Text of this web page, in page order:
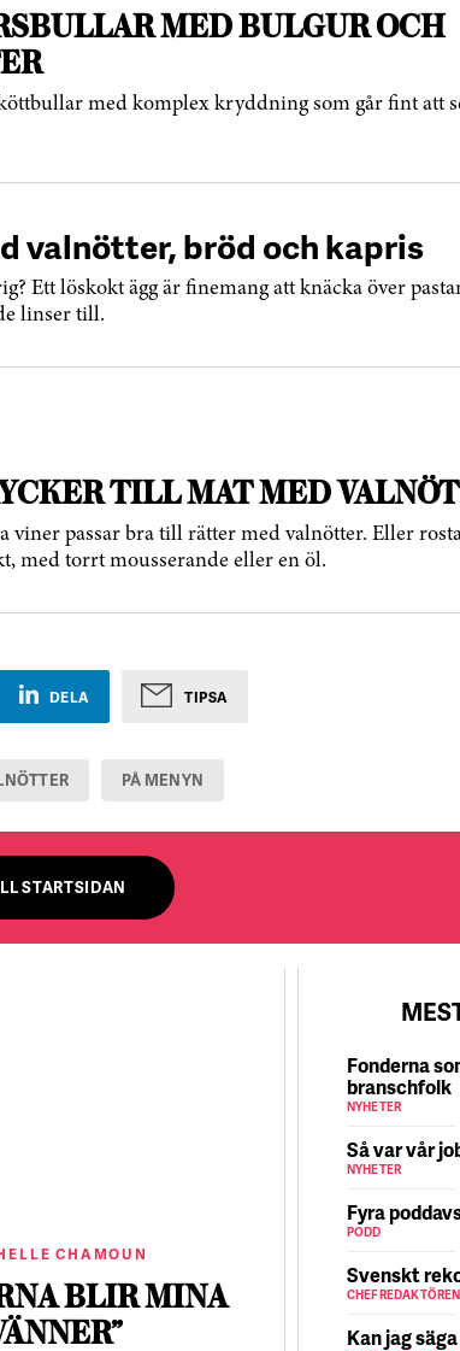
MED BULGUR OCH
med komplex kryddning som går fint att
valnötter, bröd och kapris
Ett löskokt ägg är finemang att knäcka över
linser till.
TILL MAT MED
viner passar bra till rätter med valnötter. Eller
med torrt mousserande eller en öl.
DELA TIPSA
PÅ MENYN
STARTSIDAN
CHAMOUN
BLIR MINA
Fonderna
branschfolk
NYHETER
Så var vår
NYHETER
Fyra
PODD
Svenskt
CHEFREDAKTÖREN
Kan jag